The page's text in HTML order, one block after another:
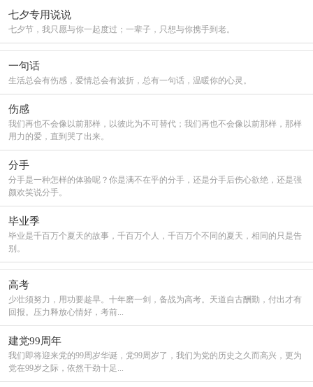
七夕专用说说
七夕节，我只愿与你一起度过；一辈子，只想与你携手到老。
一句话
生活总会有伤感，爱情总会有波折，总有一句话，温暖你的心灵。
伤感
我们再也不会像以前那样，以彼此为不可替代；我们再也不会像以前那样，那样
用力的爱，直到哭了出来。
分手
分手是一种怎样的体验呢？你是满不在乎的分手，还是分手后伤心欲绝，还是强
颜欢笑说分手。
毕业季
毕业是千百万个夏天的故事，千百万个人，千百万个不同的夏天，相同的只是告
别。
高考
少壮须努力，用功要趁早。十年磨一剑，备战为高考。天道自古酬勤，付出才有
回报。压力释放心情好，考前...
建党99周年
我们即将迎来党的99周岁华诞，党99周岁了，我们为党的历史之久而高兴，更为
党在99岁之际，依然干劲十足...